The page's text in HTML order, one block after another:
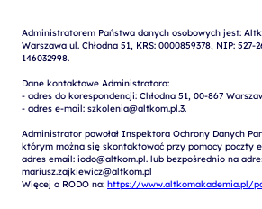
Administratorem Państwa danych osobowych jest:
Warszawa ul. Chłodna 51, KRS: 0000859378, NIP: 527-
146032998.
Dane kontaktowe Administratora:
- adres do korespondencji: Chłodna 51, 00-867
- adres e-mail: szkolenia@altkom.pl.3.
Administrator powołał Inspektora Ochrony Danych
którym można się skontaktować przy pomocy poczty
adres email: iodo@altkom.pl. lub bezpośrednio na
mariusz.zajkiewicz@altkom.pl
Więcej o RODO na: https://www.altkomakademia.pl/